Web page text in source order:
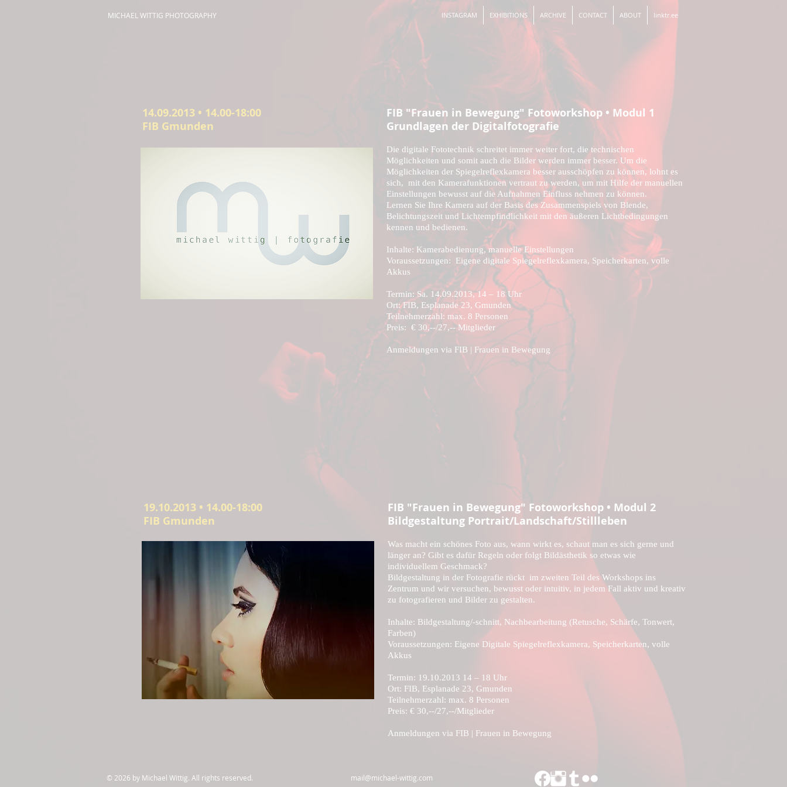
MICHAEL WITTIG PHOTOGRAPHY INSTAGRAM EXHIBITIONS ARCHIVE CONTACT ABOUT linktr.ee
FIB "Frauen in Bewegung" Fotoworkshop • Modul 1
Grundlagen der Digitalfotografie
Die digitale Fototechnik schreitet immer weiter fort, die technischen
Möglichkeiten und somit auch die Bilder werden immer besser. Um die
Möglichkeiten der Spiegelreflexkamera besser ausschöpfen zu können, lohnt es
sich, mit den Kamerafunktionen vertraut zu werden, um mit Hilfe der manuellen
Einstellungen bewusst auf die Aufnahmen Einfluss nehmen zu können.
Lernen Sie Ihre Kamera auf der Basis des Zusammenspiels von Blende,
Belichtungszeit und Lichtempfindlichkeit mit den äußeren Lichtbedingungen
kennen und bedienen.
Inhalte: Kamerabedienung, manuelle Einstellungen
Voraussetzungen: Eigene digitale Spiegelreflexkamera, Speicherkarten, volle
Akkus
Termin: Sa. 14.09.2013, 14 – 18 Uhr
Ort: FIB, Esplanade 23, Gmunden
Teilnehmerzahl: max. 8 Personen
Preis: € 30,--/27,-- Mitglieder
Anmeldungen via FIB | Frauen in Bewegung
​14.09.2013 • 14.00-18:00
FIB Gmunden
FIB "Frauen in Bewegung" Fotoworkshop • Modul 2
Bildgestaltung Portrait/Landschaft/Stillleben
Was macht ein schönes Foto aus, wann wirkt es, schaut man es sich gerne und
länger an? Gibt es dafür Regeln oder folgt Bildästhetik so etwas wie
individuellem Geschmack?
Bildgestaltung in der Fotografie rückt im zweiten Teil des Workshops ins
Zentrum und wir versuchen, bewusst oder intuitiv, in jedem Fall aktiv und kreativ
zu fotografieren und Bilder zu gestalten.
Inhalte: Bildgestaltung/-schnitt, Nachbearbeitung (Retusche, Schärfe, Tonwert,
Farben)
Voraussetzungen: Eigene Digitale Spiegelreflexkamera, Speicherkarten, volle
Akkus
Termin: 19.10.2013 14 – 18 Uhr
Ort: FIB, Esplanade 23, Gmunden
Teilnehmerzahl: max. 8 Personen
Preis: € 30,--/27,--/Mitglieder
Anmeldungen via FIB | Frauen in Bewegung
​19.10.2013 • 14.00-18:00
FIB Gmunden
© 2026 by Michael Wittig. All rights reserved. mail@michael-wittig.com